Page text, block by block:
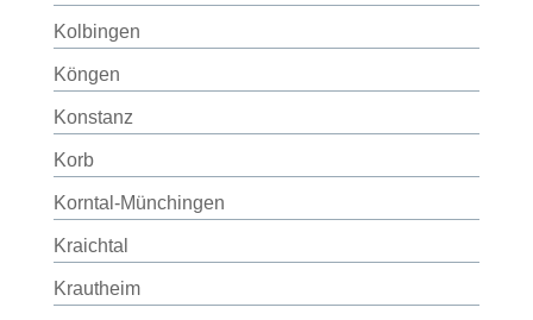
Kolbingen
Köngen
Konstanz
Korb
Korntal-Münchingen
Kraichtal
Krautheim